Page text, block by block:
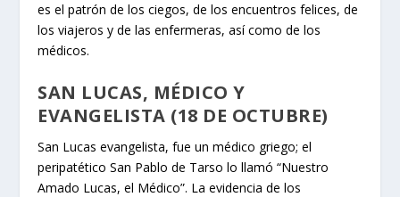
es el patrón de los ciegos, de los encuentros felices, de
los viajeros y de las enfermeras, así como de los
médicos.
SAN LUCAS, MÉDICO Y
EVANGELISTA (18 DE OCTUBRE)
San Lucas evangelista, fue un médico griego; el
peripatético San Pablo de Tarso lo llamó “Nuestro
Amado Lucas, el Médico”. La evidencia de los